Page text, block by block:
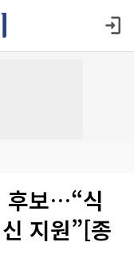
후보…“식
지원”[종